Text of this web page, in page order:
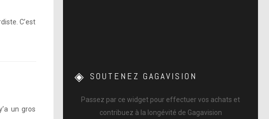
C’est
un gros
SOUTENEZ GAGAVISION
Passez par ce widget pour effectuer vos achats et
contribuez à la longévité de Gagavision